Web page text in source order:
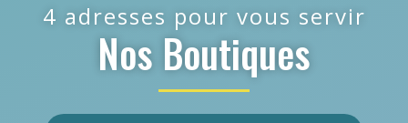
4 adresses pour vous servir
Nos Boutiques